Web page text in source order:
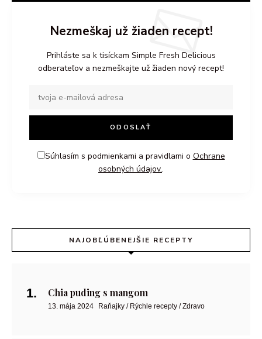
Nezmeškaj už žiaden recept!
Prihláste sa k tisíckam Simple Fresh Delicious
odberateľov a nezmeškajte už žiaden nový recept!
Súhlasím s podmienkami a pravidlami o Ochrane
osobných údajov..
NAJOBĽÚBENEJŠIE RECEPTY
Chia puding s mangom
13. mája 2024 Raňajky / Rýchle recepty / Zdravo